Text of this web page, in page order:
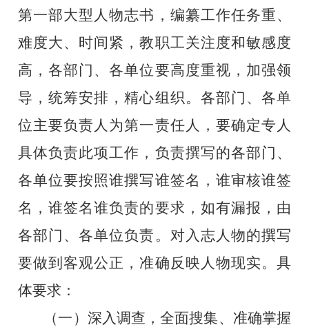
第一部大型人物志书，编纂工作任务重、
难度大、时间紧，教职工关注度和敏感度
高，各部门、各单位要高度重视，加强领
导，统筹安排，精心组织。各部门、各单
位主要负责人为第一责任人，要确定专人
具体负责此项工作，负责撰写的各部门、
各单位要按照谁撰写谁签名，谁审核谁签
名，谁签名谁负责的要求，如有漏报，由
各部门、各单位负责。对入志人物的撰写
要做到客观公正，准确反映人物现实。具
体要求：
（一）深入调查，全面搜集、准确掌握